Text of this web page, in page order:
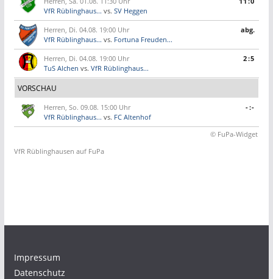
VfR Rüblinghaus... vs. SV Heggen
Herren, Di. 04.08. 19:00 Uhr
VfR Rüblinghaus... vs. Fortuna Freuden...
abg.
Herren, Di. 04.08. 19:00 Uhr
TuS Alchen vs. VfR Rüblinghaus...
2:5
VORSCHAU
Herren, So. 09.08. 15:00 Uhr
VfR Rüblinghaus... vs. FC Altenhof
-:-
© FuPa-Widget
VfR Rüblinghausen auf FuPa
Impressum
Datenschutz